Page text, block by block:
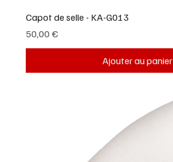
Capot de selle - KA-G013
Prix
50,00 €
Ajouter au panier